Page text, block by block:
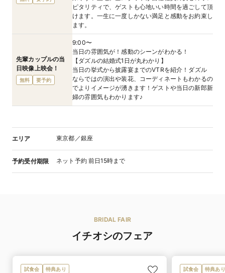
ピタリティで、ゲストも心地いい時間を過ごして頂
けます。一生に一度しかない満足と感動をお約束し
ます。
先輩カップルの当
日映像上映会！
無料 要予約
9:00〜
当日の雰囲気が！感動のシーンがわかる！
【ダズルの結婚式1日が丸わかり】
当日の挙式から披露宴までのVTRを紹介！ダズル
ならではの演出や装花、コーディネートもわかるの
でよりイメージが湧きます！ゲストや当日の新郎新
婦の雰囲気もわかります♪
エリア 東京都／銀座
予約受付期限 ネット予約 前日15時まで
BRIDAL FAIR
イチオシのフェア
試食会 特典あり 試食会 特典あり